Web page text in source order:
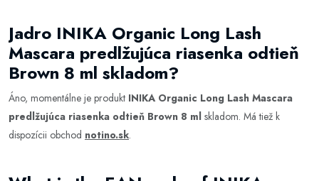
Jadro INIKA Organic Long Lash
Mascara predlžujúca riasenka odtieň
Brown 8 ml skladom?
Áno, momentálne je produkt INIKA Organic Long Lash Mascara
predlžujúca riasenka odtieň Brown 8 ml skladom. Má tiež k
dispozícii obchod notino.sk.